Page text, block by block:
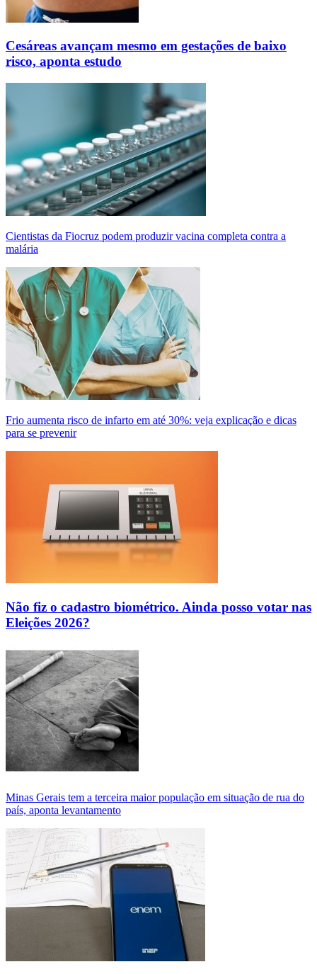
Cesáreas avançam mesmo em gestações de baixo
risco, aponta estudo
Cientistas da Fiocruz podem produzir vacina completa contra a
malária
Frio aumenta risco de infarto em até 30%: veja explicação e dicas
para se prevenir
Não fiz o cadastro biométrico. Ainda posso votar nas
Eleições 2026?
Minas Gerais tem a terceira maior população em situação de rua do
país, aponta levantamento